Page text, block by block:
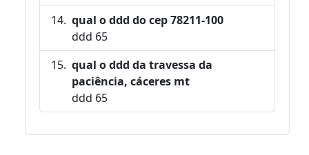
qual o ddd do cep 78211-100
ddd 65
qual o ddd da travessa da
paciência, cáceres mt
ddd 65